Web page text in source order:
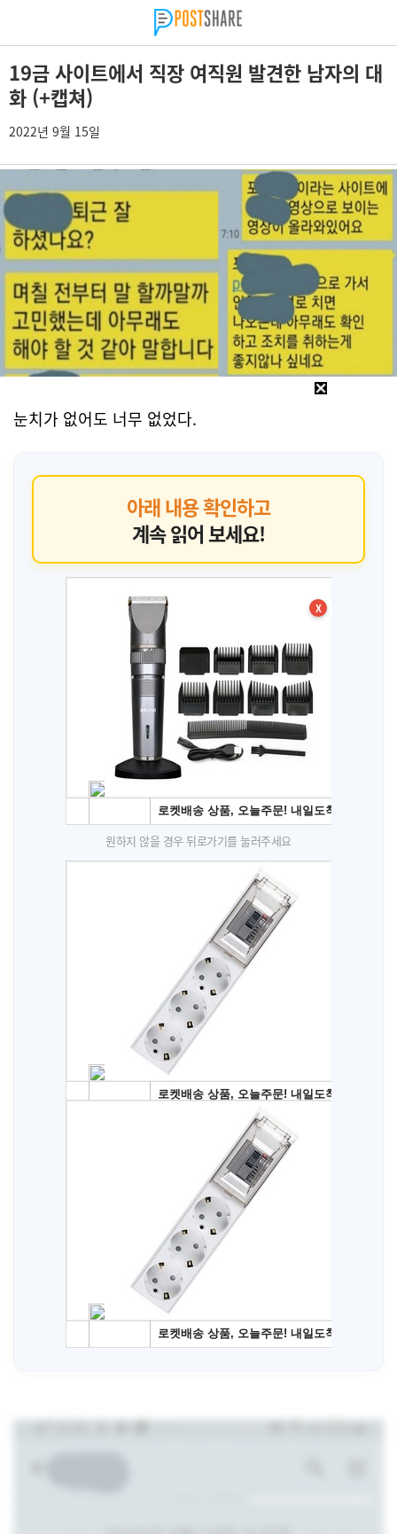
19금 사이트에서 직장 여직원 발견한 남자의 대
화 (+캡쳐)
2022년 9월 15일
눈치가 없어도 너무 없었다.
아래 내용 확인하고
계속 읽어 보세요!
X
원하지 않을 경우 뒤로가기를 눌러주세요